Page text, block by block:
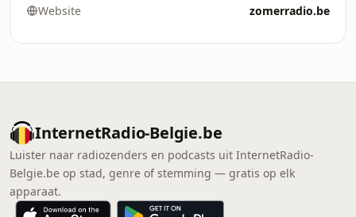
Website zomerradio.be
InternetRadio-Belgie.be
Luister naar radiozenders en podcasts uit InternetRadio-
Belgie.be op stad, genre of stemming — gratis op elk
apparaat.